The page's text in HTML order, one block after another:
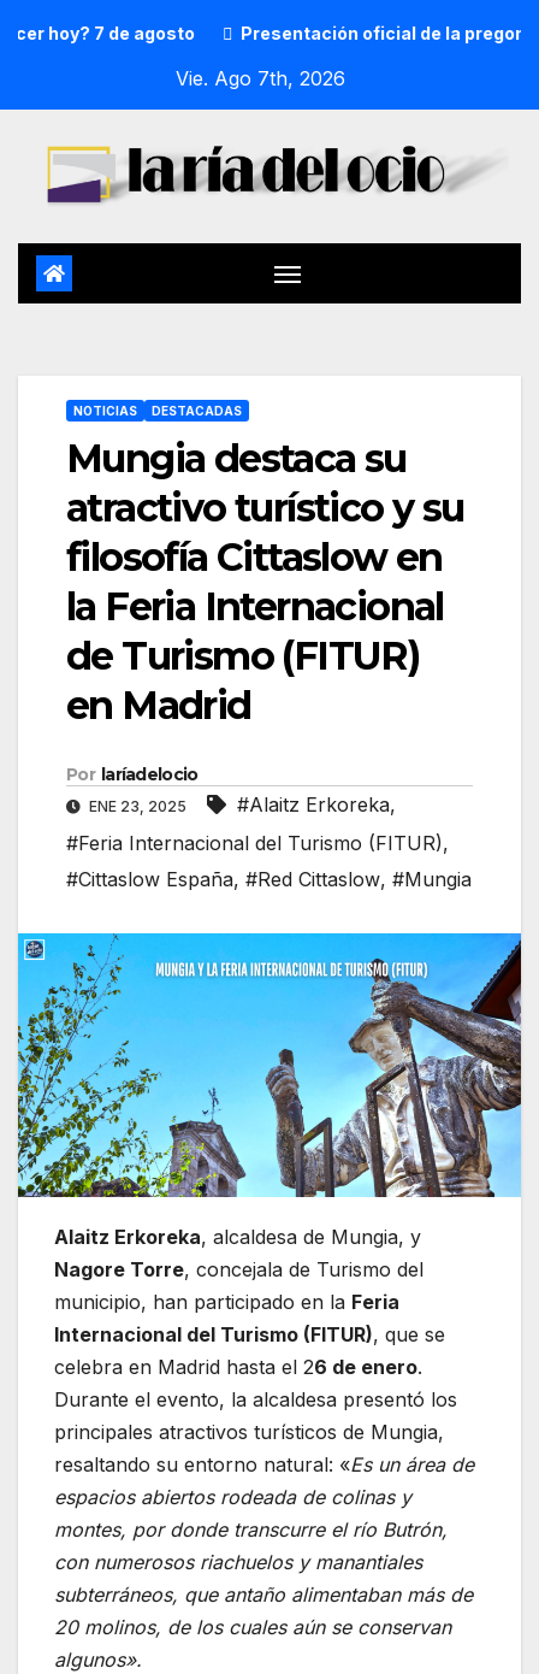
hoy? 7 de agosto Presentación oficial de la pregonera
Vie. Ago 7th, 2026
NOTICIAS DESTACADAS
Mungia destaca su
atractivo turístico y su
filosofía Cittaslow en
la Feria Internacional
de Turismo (FITUR)
en Madrid
Por laríadelocio
ENE 23, 2025 #Alaitz Erkoreka,
#Feria Internacional del Turismo (FITUR),
#Cittaslow España, #Red Cittaslow, #Mungia
Alaitz Erkoreka, alcaldesa de Mungia, y
Nagore Torre, concejala de Turismo del
municipio, han participado en la Feria
Internacional del Turismo (FITUR), que se
celebra en Madrid hasta el 26 de enero.
Durante el evento, la alcaldesa presentó los
principales atractivos turísticos de Mungia,
resaltando su entorno natural: «Es un área de
espacios abiertos rodeada de colinas y
montes, por donde transcurre el río Butrón,
con numerosos riachuelos y manantiales
subterráneos, que antaño alimentaban más de
20 molinos, de los cuales aún se conservan
algunos».